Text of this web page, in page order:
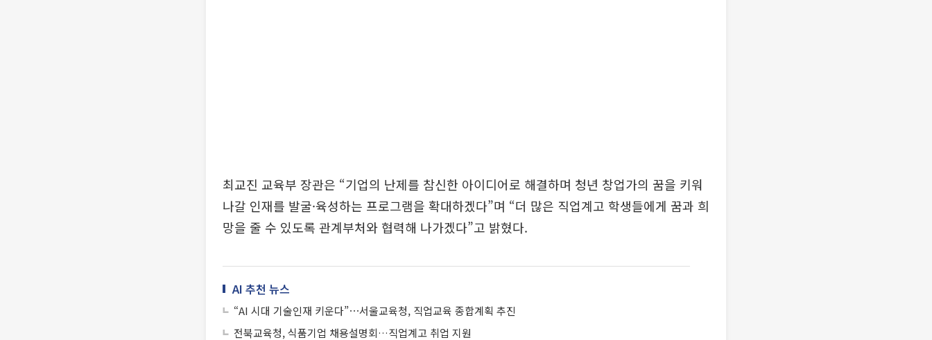
최교진 교육부 장관은 “기업의 난제를 참신한 아이디어로 해결하며 청년 창업가의 꿈을 키워
나갈 인재를 발굴·육성하는 프로그램을 확대하겠다”며 “더 많은 직업계고 학생들에게 꿈과 희
망을 줄 수 있도록 관계부처와 협력해 나가겠다”고 밝혔다.
AI 추천 뉴스
“AI 시대 기술인재 키운다”⋯서울교육청, 직업교육 종합계획 추진
전북교육청, 식품기업 채용설명회…직업계고 취업 지원